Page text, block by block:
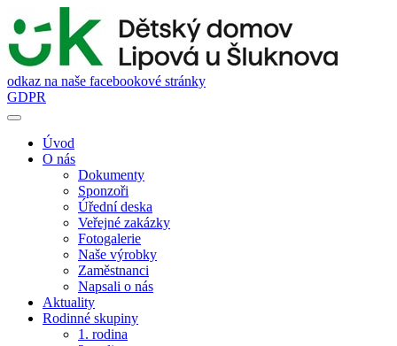
odkaz na naše facebookové stránky
GDPR
Úvod
O nás
Dokumenty
Sponzoři
Úřední deska
Veřejné zakázky
Fotogalerie
Naše výrobky
Zaměstnanci
Napsali o nás
Aktuality
Rodinné skupiny
1. rodina